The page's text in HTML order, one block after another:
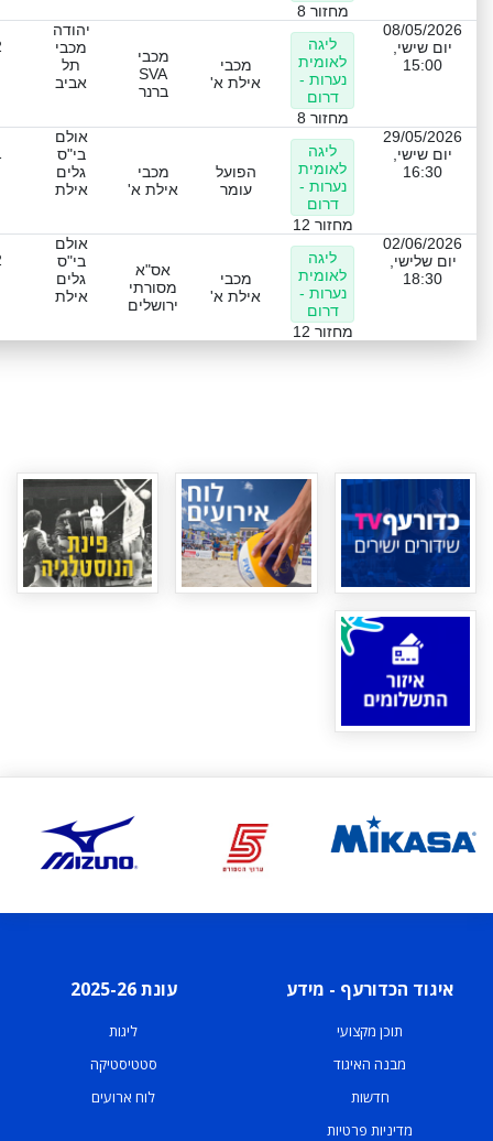
מחזור 8
08/05/2026
יום שישי,
15:00
ליגה
לאומית
נערות -
דרום
מחזור 8
מכבי
אילת א'
מכבי
SVA
ברנר
יהודה
מכבי
תל
אביב
29/05/2026
יום שישי,
16:30
ליגה
לאומית
נערות -
דרום
מחזור 12
הפועל
עומר
מכבי
אילת א'
אולם
בי"ס
גלים
אילת
02/06/2026
יום שלישי,
18:30
ליגה
לאומית
נערות -
דרום
מחזור 12
מכבי
אילת א'
אס"א
מסורתי
ירושלים
אולם
בי"ס
גלים
אילת
איגוד הכדורעף - מידע
תוכן מקצועי
מבנה האיגוד
חדשות
מדיניות פרטיות
עונת 2025-26
ליגות
סטטיסטיקה
לוח ארועים